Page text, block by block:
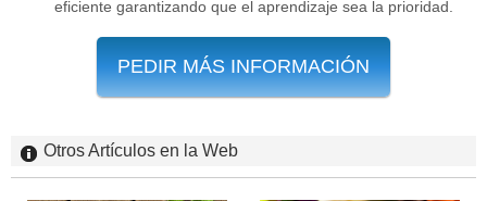
eficiente garantizando que el aprendizaje sea la prioridad.
PEDIR MÁS INFORMACIÓN
Otros Artículos en la Web